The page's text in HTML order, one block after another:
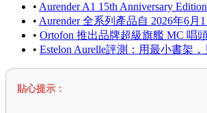
• Aurender A1 15th Anniversary
• Aurender 全系列產品自 2026年6月
• Ortofon 推出品牌超級旗艦 MC 唱
• Estelon Aurelle評測：用最小書架
貼心提示：